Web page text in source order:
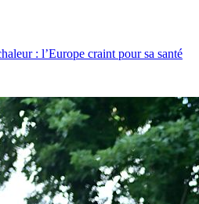
: l’Europe craint pour sa santé